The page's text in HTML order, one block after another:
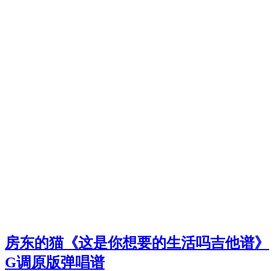
房东的猫《这是你想要的生活吗吉他谱》
G调原版弹唱谱